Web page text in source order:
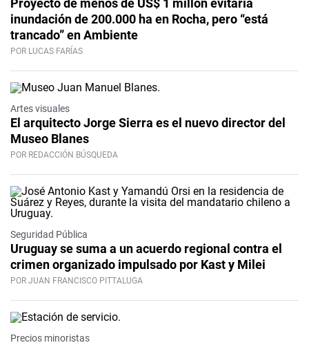
Proyecto de menos de US$ 1 millón evitaría
inundación de 200.000 ha en Rocha, pero “está
trancado” en Ambiente
POR LUCAS FARÍAS
Artes visuales
El arquitecto Jorge Sierra es el nuevo director del
Museo Blanes
POR REDACCIÓN BÚSQUEDA
Seguridad Pública
Uruguay se suma a un acuerdo regional contra el
crimen organizado impulsado por Kast y Milei
POR JUAN FRANCISCO PITTALUGA
Precios minoristas